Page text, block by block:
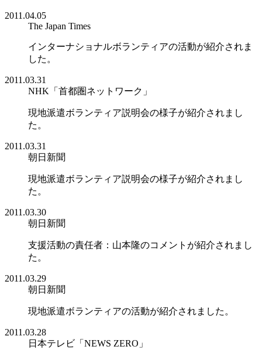
2011.04.05
The Japan Times
インターナショナルボランティアの活動が紹介されま
した。
2011.03.31
NHK「首都圏ネットワーク」
現地派遣ボランティア説明会の様子が紹介されまし
た。
2011.03.31
朝日新聞
現地派遣ボランティア説明会の様子が紹介されまし
た。
2011.03.30
朝日新聞
支援活動の責任者：山本隆のコメントが紹介されまし
た。
2011.03.29
朝日新聞
現地派遣ボランティアの活動が紹介されました。
2011.03.28
日本テレビ「NEWS ZERO」